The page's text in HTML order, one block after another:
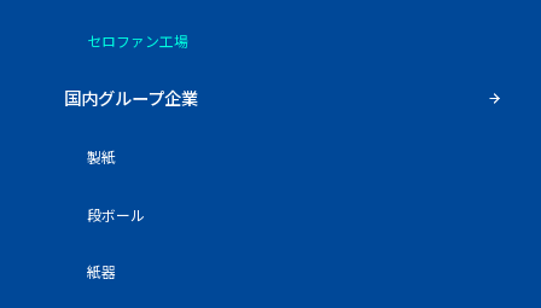
セロファン工場
国内グループ企業
製紙
段ボール
紙器